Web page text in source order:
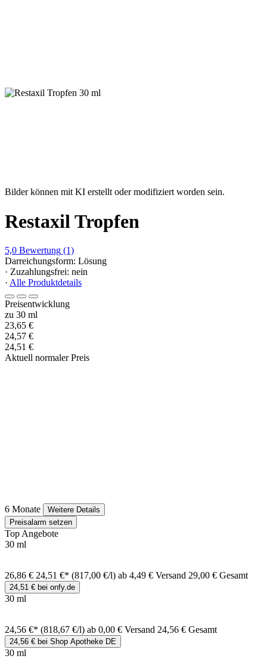
Bilder können mit KI erstellt oder modifiziert worden sein.
Restaxil Tropfen
5,0 Bewertung (1)
Darreichungsform: Lösung
· Zuzahlungsfrei: nein
· Alle Produktdetails
Preisentwicklung
zu 30 ml
23,65 €
24,57 €
24,51 €
Aktuell normaler Preis
6 Monate
Weitere Details
Preisalarm setzen
Top Angebote
30 ml
26,86 € 24,51 €* (817,00 €/l) ab 4,49 € Versand 29,00 € Gesamt
24,51 € bei onfy.de
30 ml
24,56 €* (818,67 €/l) ab 0,00 € Versand 24,56 € Gesamt
24,56 € bei Shop Apotheke DE
30 ml